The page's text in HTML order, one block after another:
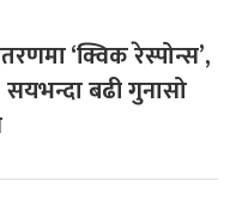
‘क्विक रेस्पोन्स’,
बढी गुनासो